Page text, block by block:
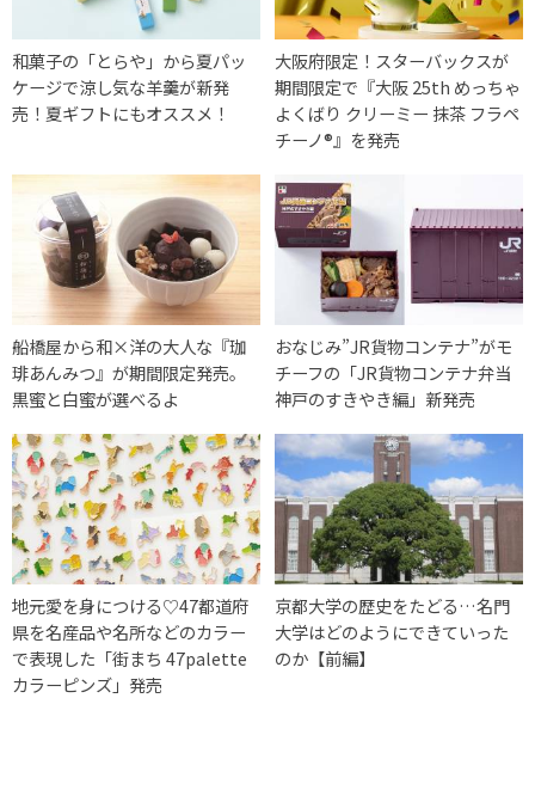
和菓子の「とらや」から夏パッ
ケージで涼し気な羊羹が新発
売！夏ギフトにもオススメ！
大阪府限定！スターバックスが
期間限定で『大阪 25th めっちゃ
よくばり クリーミー 抹茶 フラペ
チーノ®』を発売
船橋屋から和×洋の大人な『珈
琲あんみつ』が期間限定発売。
黒蜜と白蜜が選べるよ
おなじみ”JR貨物コンテナ”がモ
チーフの「JR貨物コンテナ弁当
神戸のすきやき編」新発売
地元愛を身につける♡47都道府
県を名産品や名所などのカラー
で表現した「街まち 47palette
カラーピンズ」発売
京都大学の歴史をたどる…名門
大学はどのようにできていった
のか【前編】